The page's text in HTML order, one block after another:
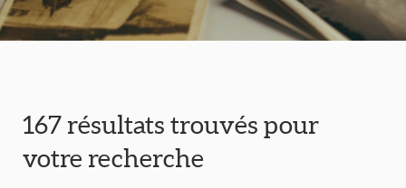
167 résultats trouvés pour
votre recherche